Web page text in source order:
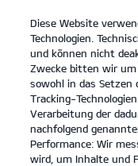
open
menu
KIA
KIA
Diese Website
Technologien.
und können nicht
Zwecke bitten wir um
sowohl in das Setzen
Tracking-
Verarbeitung der
nachfolgend
Performance: Wir
wird, um Inhalte und